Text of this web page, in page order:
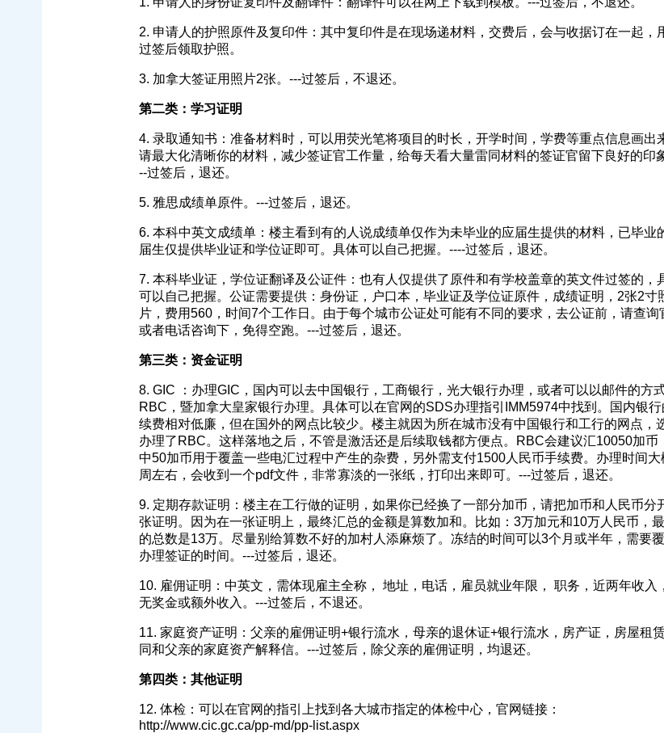
2. 申请人的护照原件及复印件：其中复印件是在现场递材料，交费后，会与收据订在一起，
过签后领取护照。
3. 加拿大签证用照片2张。---过签后，不退还。
第二类：学习证明
4. 录取通知书：准备材料时，可以用荧光笔将项目的时长，开学时间，学费等重点信息画出
请最大化清晰你的材料，减少签证官工作量，给每天看大量雷同材料的签证官留下良好的印
--过签后，退还。
5. 雅思成绩单原件。---过签后，退还。
6. 本科中英文成绩单：楼主看到有的人说成绩单仅作为未毕业的应届生提供的材料，已毕业
届生仅提供毕业证和学位证即可。具体可以自己把握。----过签后，退还。
7. 本科毕业证，学位证翻译及公证件：也有人仅提供了原件和有学校盖章的英文件过签的，
可以自己把握。公证需要提供：身份证，户口本，毕业证及学位证原件，成绩证明，2张2寸
片，费用560，时间7个工作日。由于每个城市公证处可能有不同的要求，去公证前，请查询
或者电话咨询下，免得空跑。---过签后，退还。
第三类：资金证明
8. GIC ：办理GIC，国内可以去中国银行，工商银行，光大银行办理，或者可以以邮件的方
RBC，暨加拿大皇家银行办理。具体可以在官网的SDS办理指引IMM5974中找到。国内银
续费相对低廉，但在国外的网点比较少。楼主就因为所在城市没有中国银行和工行的网点，
办理了RBC。这样落地之后，不管是激活还是后续取钱都方便点。RBC会建议汇10050加币
中50加币用于覆盖一些电汇过程中产生的杂费，另外需支付1500人民币手续费。办理时间大
周左右，会收到一个pdf文件，非常寡淡的一张纸，打印出来即可。---过签后，退还。
9. 定期存款证明：楼主在工行做的证明，如果你已经换了一部分加币，请把加币和人民币分
张证明。因为在一张证明上，最终汇总的金额是算数加和。比如：3万加元和10万人民币，
的总数是13万。尽量别给算数不好的加村人添麻烦了。冻结的时间可以3个月或半年，需要
办理签证的时间。---过签后，退还。
10. 雇佣证明：中英文，需体现雇主全称， 地址，电话，雇员就业年限， 职务，近两年收入
无奖金或额外收入。---过签后，不退还。
11. 家庭资产证明：父亲的雇佣证明+银行流水，母亲的退休证+银行流水，房产证，房屋租
同和父亲的家庭资产解释信。---过签后，除父亲的雇佣证明，均退还。
第四类：其他证明
12. 体检：可以在官网的指引上找到各大城市指定的体检中心，官网链接：
http://www.cic.gc.ca/pp-md/pp-list.aspx